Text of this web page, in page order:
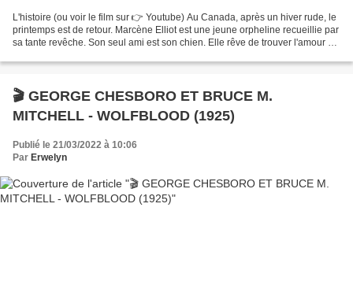
L'histoire (ou voir le film sur 👉 Youtube) Au Canada, après un hiver rude, le
printemps est de retour. Marcène Elliot est une jeune orpheline recueillie par
sa tante revêche. Son seul ami est son chien. Elle rêve de trouver l'amour et
🎬 GEORGE CHESBORO ET BRUCE M.
MITCHELL - WOLFBLOOD (1925)
Publié le 21/03/2022 à 10:06
Par Erwelyn